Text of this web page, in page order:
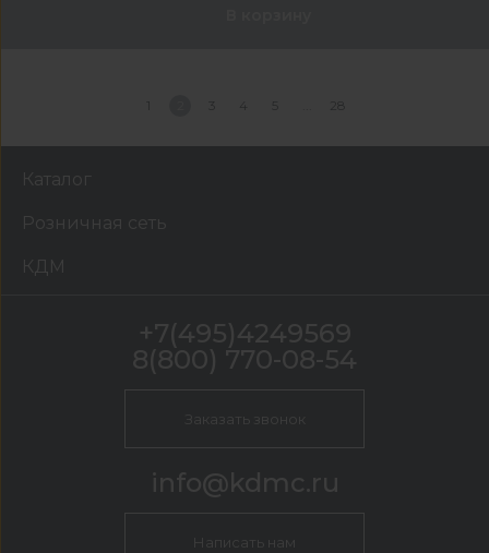
1 4 5 28
Каталог
Розничная сеть
КДМ
+7(495)4249569
8(800) 770-08-54
Заказать звонок
info@kdmc.ru
Написать нам